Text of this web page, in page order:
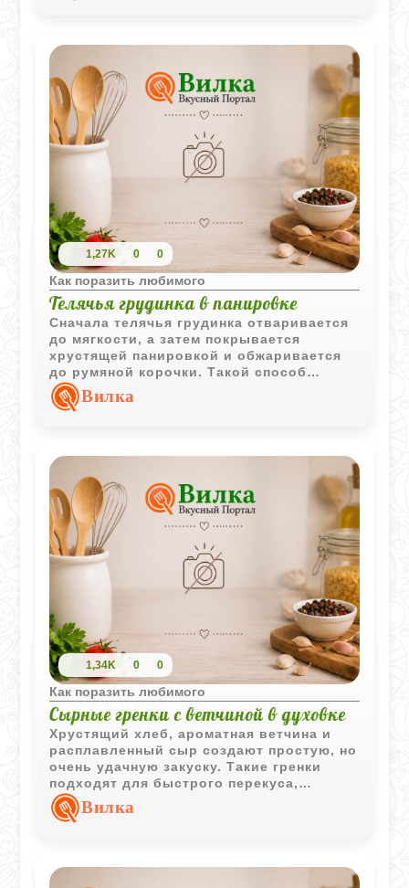
1,27K 0 0
Как поразить любимого
Телячья грудинка в панировке
Сначала телячья грудинка отваривается
до мягкости, а затем покрывается
хрустящей панировкой и обжаривается
до румяной корочки. Такой способ
приготовления делает блюдо особенно
аппетитным.
Вилка
1,34K 0 0
Как поразить любимого
Сырные гренки с ветчиной в духовке
Хрустящий хлеб, ароматная ветчина и
расплавленный сыр создают простую, но
очень удачную закуску. Такие гренки
подходят для быстрого перекуса,
завтрака или дополнения к горячим
напиткам.
Вилка